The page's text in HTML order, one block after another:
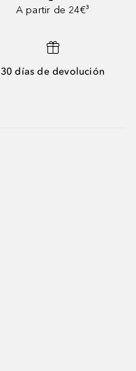
A partir de 24€³
30 días de devolución